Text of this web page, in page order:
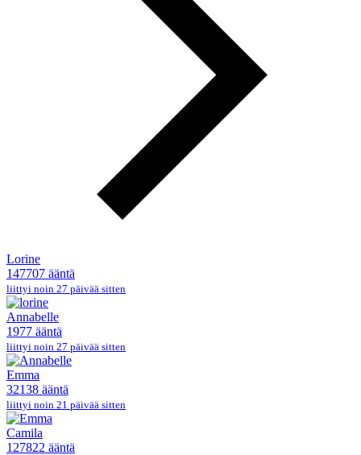
Lorine
147707 ääntä
liittyi noin 27 päivää sitten
Annabelle
1977 ääntä
liittyi noin 27 päivää sitten
Emma
32138 ääntä
liittyi noin 21 päivää sitten
Camila
127822 ääntä